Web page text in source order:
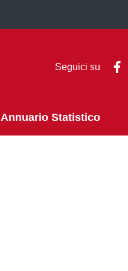
Seguici su
Annuario Statistico